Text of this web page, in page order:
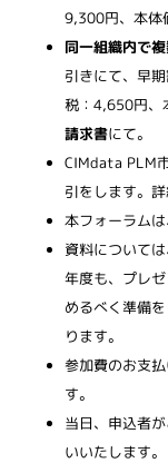
9,300円、本体
同一組織内で
引きにて、 早
税：4,650円、
請求書にて。
CIMdata PLM
引をします。
本フォーラムは
資料について
年度も、プレ
めるべく準備
ります。
参加費のお支
す。
当日、申込者
いいたします。